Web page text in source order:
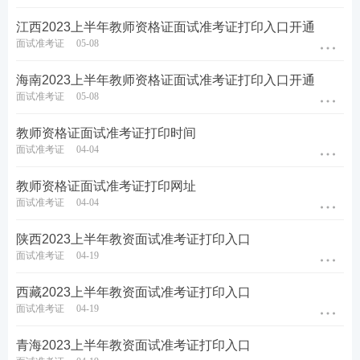
江西2023上半年教师资格证面试准考证打印入口开通
面试准考证 05-08
海南2023上半年教师资格证面试准考证打印入口开通
面试准考证 05-08
教师资格证面试准考证打印时间
面试准考证 04-04
教师资格证面试准考证打印网址
面试准考证 04-04
陕西2023上半年教资面试准考证打印入口
面试准考证 04-19
西藏2023上半年教资面试准考证打印入口
面试准考证 04-19
青海2023上半年教资面试准考证打印入口